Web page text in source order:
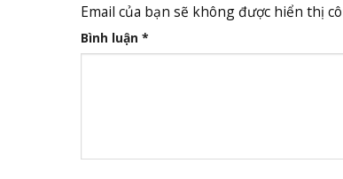
Email của bạn sẽ không được hiển thị
Bình luận *